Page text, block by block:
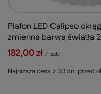
Plafon LED Calipso
zmienna barwa
182,00 zł / szt.
Najniższa cena z 30 dni przed